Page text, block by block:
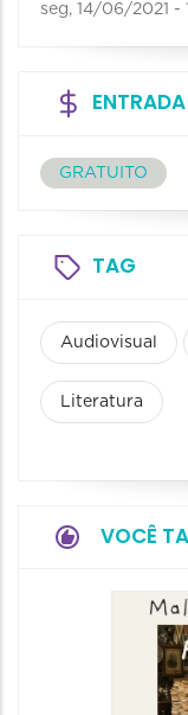
seg, 14/06/2021 -
ENTRADA
GRATUITO
TAG
Audiovisual
Literatura
VOCÊ